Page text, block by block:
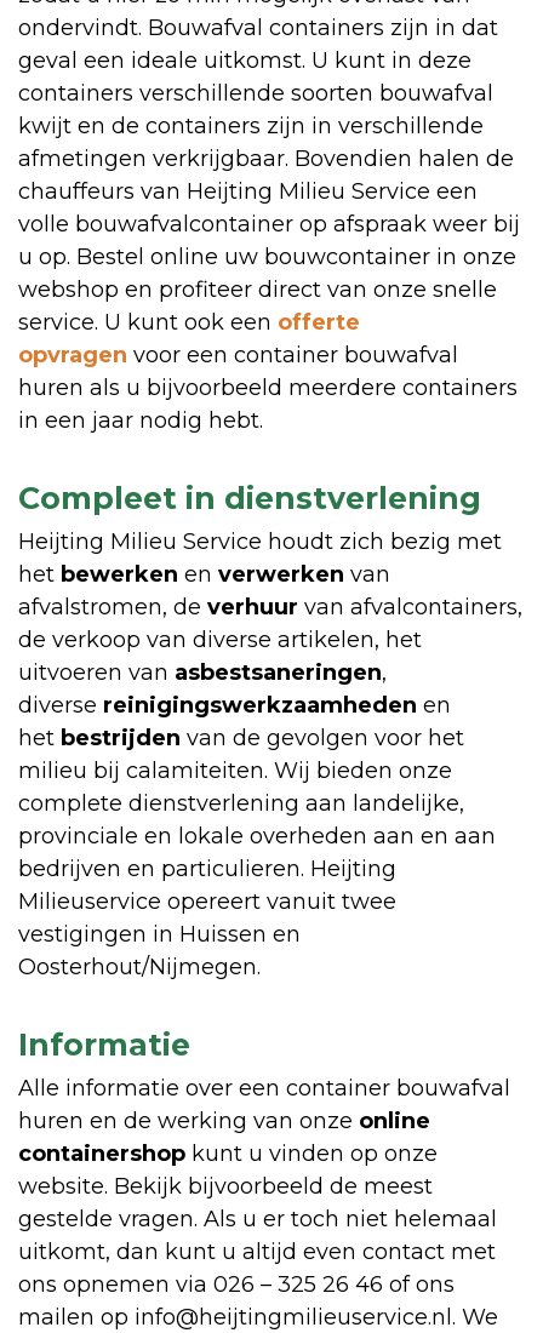
ondervindt. Bouwafval containers zijn in dat
geval een ideale uitkomst. U kunt in deze
containers verschillende soorten bouwafval
kwijt en de containers zijn in verschillende
afmetingen verkrijgbaar. Bovendien halen de
chauffeurs van Heijting Milieu Service een
volle bouwafvalcontainer op afspraak weer bij
u op. Bestel online uw bouwcontainer in onze
webshop en profiteer direct van onze snelle
service. U kunt ook een offerte
opvragen voor een container bouwafval
huren als u bijvoorbeeld meerdere containers
in een jaar nodig hebt.
Compleet in dienstverlening
Heijting Milieu Service houdt zich bezig met
het bewerken en verwerken van
afvalstromen, de verhuur van afvalcontainers,
de verkoop van diverse artikelen, het
uitvoeren van asbestsaneringen,
diverse reinigingswerkzaamheden en
het bestrijden van de gevolgen voor het
milieu bij calamiteiten. Wij bieden onze
complete dienstverlening aan landelijke,
provinciale en lokale overheden aan en aan
bedrijven en particulieren. Heijting
Milieuservice opereert vanuit twee
vestigingen in Huissen en
Oosterhout/Nijmegen.
Informatie
Alle informatie over een container bouwafval
huren en de werking van onze online
containershop kunt u vinden op onze
website. Bekijk bijvoorbeeld de meest
gestelde vragen. Als u er toch niet helemaal
uitkomt, dan kunt u altijd even contact met
ons opnemen via 026 – 325 26 46 of ons
mailen op info@heijtingmilieuservice.nl. We